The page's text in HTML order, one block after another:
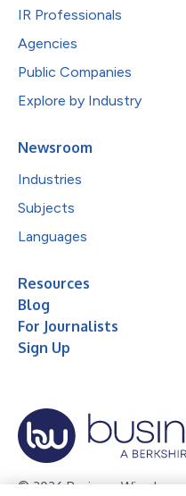
IR Professionals
Agencies
Public Companies
Explore by Industry
Newsroom
Industries
Subjects
Languages
Resources
Blog
For Journalists
Sign Up
© 2026 Business Wire, Inc.